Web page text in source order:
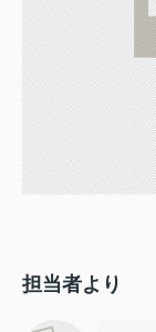
担当者より